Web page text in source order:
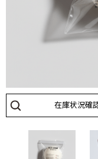
在庫状況確